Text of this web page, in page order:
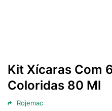
Kit Xícaras Com
Coloridas 80 Ml
Rojemac